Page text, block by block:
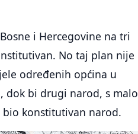
i Hercegovine na tri
No taj plan nije
određenih općina u
dok bi drugi narod, s malo
konstitutivan narod.